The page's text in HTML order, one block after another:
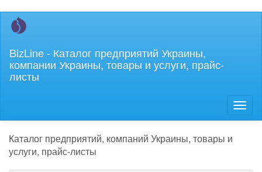
Перейти
содержанию
BizLine - Каталог предприятий Украины,
компании Украины, товары и услуги, прайс-
листы
Каталог предприятий, компаний Украины, товары и
услуги, прайс-листы